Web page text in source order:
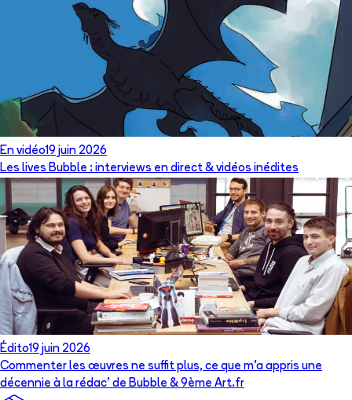
En vidéo19 juin 2026
Les lives Bubble : interviews en direct & vidéos inédites
Édito19 juin 2026
Commenter les œuvres ne suffit plus, ce que m’a appris une
décennie à la rédac’ de Bubble & 9ème Art.fr